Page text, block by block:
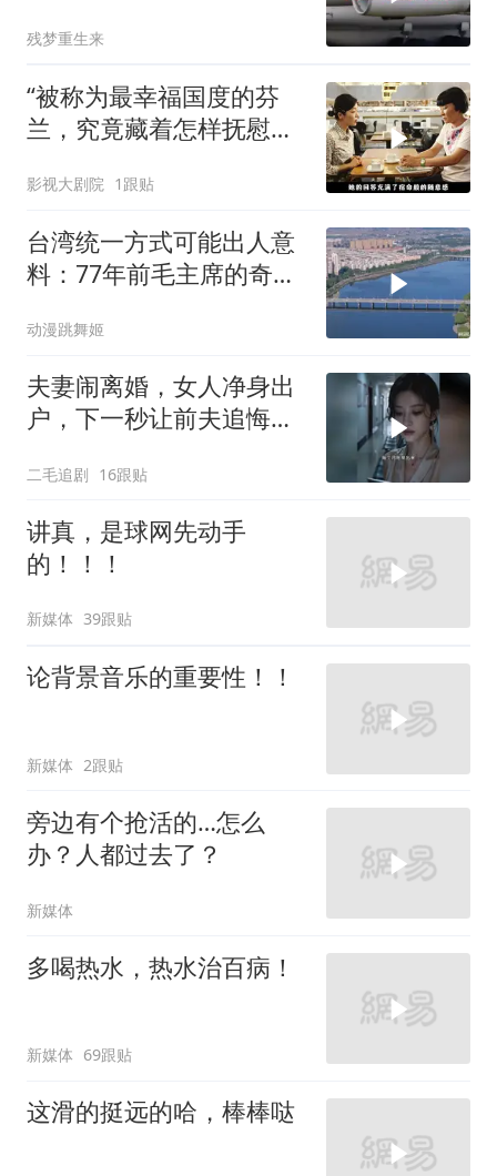
残梦重生来
“被称为最幸福国度的芬
兰，究竟藏着怎样抚慰人
影视大剧院 1跟贴
台湾统一方式可能出人意
料：77年前毛主席的奇
动漫跳舞姬
夫妻闹离婚，女人净身出
户，下一秒让前夫追悔莫
二毛追剧 16跟贴
讲真，是球网先动手
的！！！
新媒体 39跟贴
论背景音乐的重要性！！
新媒体 2跟贴
旁边有个抢活的…怎么
办？人都过去了？
新媒体
多喝热水，热水治百病！
新媒体 69跟贴
这滑的挺远的哈，棒棒哒